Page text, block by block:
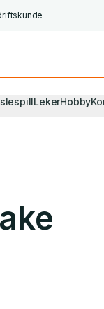
LekerHobby